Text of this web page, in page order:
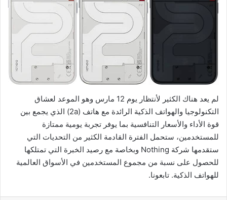
لم يعد هناك الكثير لأنتظار يوم 12 مارس وهو الموعد لعشاق
التكنولوجيا والهواتف الذكية الرائدة مع هاتف (2a) الذي يجمع بين
قوة الأداء والأسعار التنافسية بما يوفر تجربة يومية ممتازة
للمستخدمين، ستحمل الفترة القادمة الكثير من التحديات التي
ستقدمها شركة Nothing وبخاصة مع رصيد الخبرة التي تمتلكها
للحصول على نسبة من مجموع المستخدمين في الأسواق العالمية
للهواتف الذكية. تابعونا.